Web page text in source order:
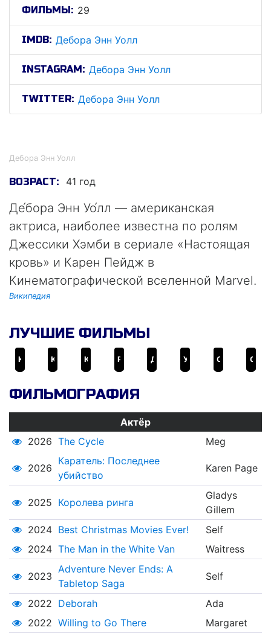
ФИЛЬМЫ: 29
IMDB: Дебора Энн Уолл
INSTAGRAM: Дебора Энн Уолл
TWITTER: Дебора Энн Уолл
Дебора Энн Уолл
ВОЗРАСТ: 41 год
Де́бора Энн Уо́лл — американская
актриса, наиболее известна по ролям
Джессики Хэмби в сериале «Настоящая
кровь» и Карен Пейдж в
Кинематографической вселенной Marvel.
Википедия
ЛУЧШИЕ ФИЛЬМЫ
ФИЛЬМОГРАФИЯ
Актёр
2026 The Cycle Meg
2026
Каратель: Последнее
убийство
Karen Page
2025 Королева ринга
Gladys
Gillem
2024 Best Christmas Movies Ever!
Self
2024 The Man in the White Van Waitress
2023
Adventure Never Ends: A
Tabletop Saga
Self
2022 Deborah
Ada
2022 Willing to Go There Margaret